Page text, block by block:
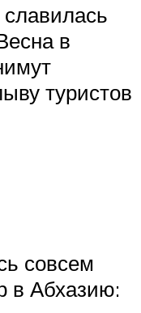
в
туристов
совсем
в Абхазию: